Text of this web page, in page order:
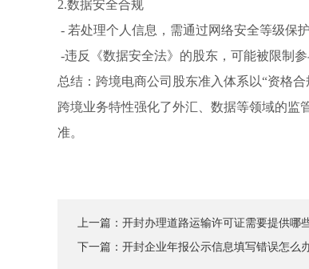
2.数据安全合规
- 若处理个人信息，需通过网络安全等级保
-违反《数据安全法》的股东，可能被限制
总结：跨境电商公司股东准入体系以“资格
跨境业务特性强化了外汇、数据等领域的监
准。
上一篇： 开封办理道路运输许可证需要提供哪
下一篇： 开封企业年报公示信息填写错误怎么